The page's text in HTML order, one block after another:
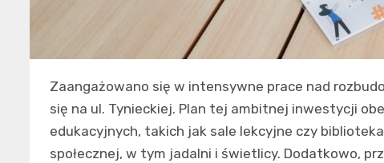
Zaangażowano się w intensywne prace nad
się na ul. Tynieckiej. Plan tej ambitnej inwestycji
edukacyjnych, takich jak sale lekcyjne czy
społecznej, w tym jadalni i świetlicy. Dodatkowo,